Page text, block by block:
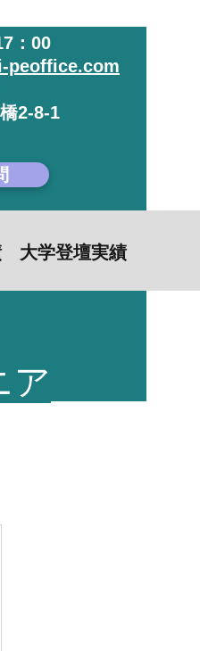
：00
peoffice.com
2-8-1
大学登壇実績
ア